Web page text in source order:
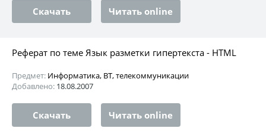
Скачать Читать online
Реферат по теме Язык разметки гипертекста - HTML
Предмет: Информатика, ВТ, телекоммуникации
Добавлено: 18.08.2007
Скачать Читать online